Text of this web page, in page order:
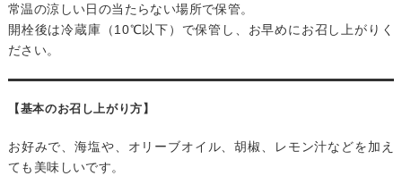
常温の涼しい日の当たらない場所で保管。
開栓後は冷蔵庫（10℃以下）で保管し、お早めにお召し上がりく
ださい。
【基本のお召し上がり方】
お好みで、海塩や、オリーブオイル、胡椒、レモン汁などを加え
ても美味しいです。